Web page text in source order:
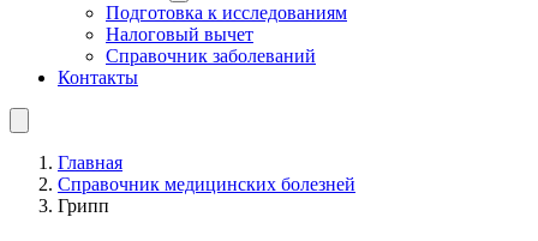
Подготовка к исследованиям
Налоговый вычет
Справочник заболеваний
Контакты
Главная
Справочник медицинских болезней
Грипп